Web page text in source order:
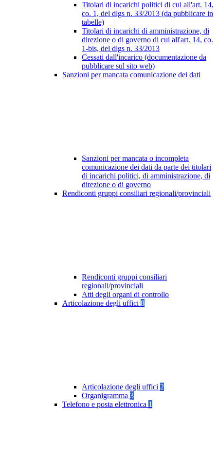
Titolari di incarichi politici di cui all'art. 14,
co. 1, del dlgs n. 33/2013 (da pubblicare in
tabelle)
Titolari di incarichi di amministrazione, di
direzione o di governo di cui all'art. 14, co.
1-bis, del dlgs n. 33/2013
Cessati dall'incarico (documentazione da
pubblicare sul sito web)
Sanzioni per mancata comunicazione dei dati
Sanzioni per mancata o incompleta
comunicazione dei dati da parte dei titolari
di incarichi politici, di amministrazione, di
direzione o di governo
Rendiconti gruppi consiliari regionali/provinciali
Rendiconti gruppi consiliari
regionali/provinciali
Atti degli organi di controllo
Articolazione degli uffici 8
Articolazione degli uffici 2
Organigramma 3
Telefono e posta elettronica 1